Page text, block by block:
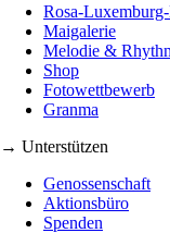
Rosa-
Maigalerie
Melodie &
Shop
Fotowettbewerb
Granma
→ Unterstützen
Genossenschaft
Aktionsbüro
Spenden